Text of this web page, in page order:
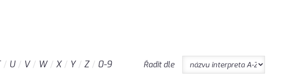
U V W X Y Z 0-9 Řadit dle